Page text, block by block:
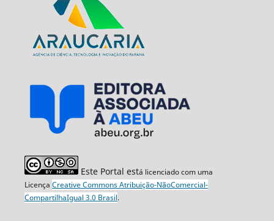
Este Portal está licenciado com uma
Licença Creative Commons Atribuição-NãoComercial-
CompartilhaIgual 3.0 Brasil.